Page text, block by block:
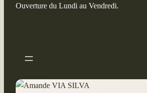
Ouverture du Lundi au Vendredi.